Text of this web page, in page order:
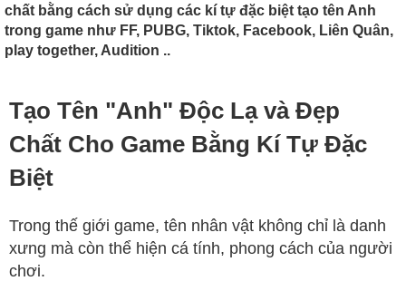
chất bằng cách sử dụng các kí tự đặc biệt tạo tên Anh
trong game như FF, PUBG, Tiktok, Facebook, Liên Quân,
play together, Audition ..
Tạo Tên "Anh" Độc Lạ và Đẹp
Chất Cho Game Bằng Kí Tự Đặc
Biệt
Trong thế giới game, tên nhân vật không chỉ là danh
xưng mà còn thể hiện cá tính, phong cách của người
chơi.